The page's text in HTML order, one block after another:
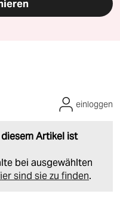
Artikel ist
bei ausgewählten
sind sie zu finden.
einloggen